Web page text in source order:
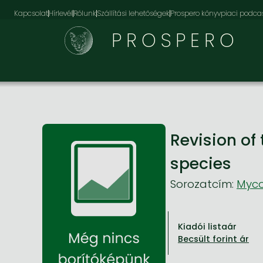
KapcsolatHírlevélRólunkSzállítási lehetőségekProspero könyvpiaci
PROSPERO
Revision
species
Sorozatcím:
Kiadói listaár